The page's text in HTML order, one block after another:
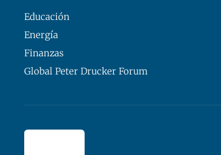
Educación
Energía
Finanzas
Global Peter Drucker Forum